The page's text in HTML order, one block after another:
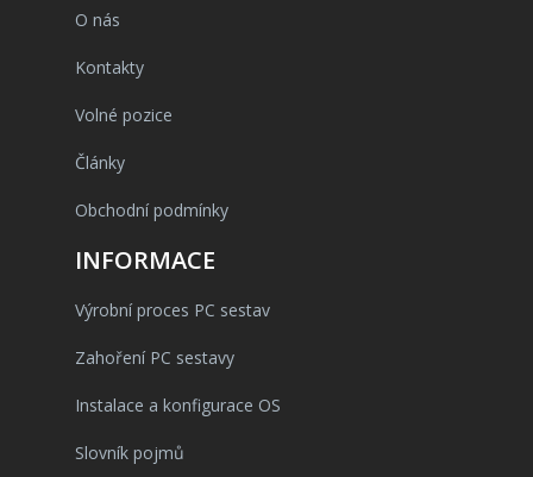
O nás
Kontakty
Volné pozice
Články
Obchodní podmínky
INFORMACE
Výrobní proces PC sestav
Zahoření PC sestavy
Instalace a konfigurace OS
Slovník pojmů